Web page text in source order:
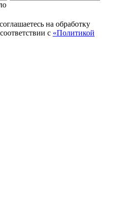
на обработку
с «Политикой